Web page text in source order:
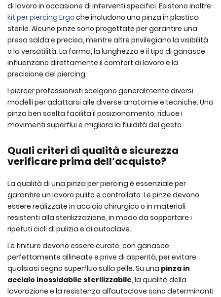
di lavoro in occasione di interventi specifici. Esistono inoltre
kit per piercing Ergo che includono una pinza in plastica
sterile. Alcune pinze sono progettate per garantire una
presa salda e precisa, mentre altre privilegiano la visibilità
o la versatilità. La forma, la lunghezza e il tipo di ganasce
influenzano direttamente il comfort di lavoro e la
precisione del piercing.
I piercer professionisti scelgono generalmente diversi
modelli per adattarsi alle diverse anatomie e tecniche. Una
pinza ben scelta facilita il posizionamento, riduce i
movimenti superflui e migliora la fluidità del gesto.
Quali criteri di qualità e sicurezza
verificare prima dell’acquisto?
La qualità di una pinza per piercing è essenziale per
garantire un lavoro pulito e controllato. Le pinze devono
essere realizzate in acciaio chirurgico o in materiali
resistenti alla sterilizzazione, in modo da sopportare i
ripetuti cicli di pulizia e di autoclave.
Le finiture devono essere curate, con ganasce
perfettamente allineate e prive di asperità, per evitare
qualsiasi segno superfluo sulla pelle. Su una pinza in
acciaio inossidabile sterilizzabile, la qualità della
lavorazione e la resistenza all’autoclave sono determinanti